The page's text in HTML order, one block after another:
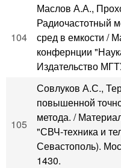
104
Маслов А.А.,
Радиочастотный
сред в емкости /
конфернции
Издательство
105
Совлуков А.С.,
повышенной
метода. /
"СВЧ-техника и
Севастополь).
1430.